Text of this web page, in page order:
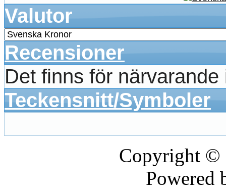
Valutor
Recensioner
Det finns för
Teckensnitt/Symboler
Copyright
Powered